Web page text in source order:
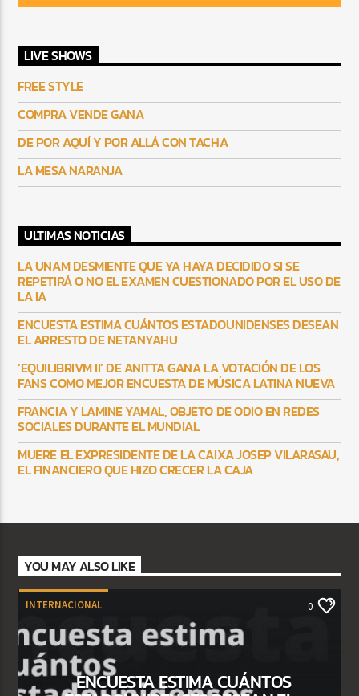
LIVE SHOWS
FREE STYLE
COMPRA VENDE GANA
DE POR AQUÍ Y POR ALLÁ CON TACHA
LA MESA NARANJA
ULTIMAS NOTICIAS
LA UNAM DESMIENTE QUE YA HAYA DECIDIDO SI SE
REPETIRÁ O NO EL EXAMEN CUESTIONADO POR EL USO DE
LA IA
ENCUESTA ESTIMA CUÁNTOS ESTADOUNIDENSES DESEAN
EL ARRESTO DE NETANYAHU
‘EQUILIBRIVM II’ DE ANITTA GANA LA VOTACIÓN DE LOS
FANS COMO MEJOR ENCUESTA DE MÚSICA LATINA NUEVA
FRANCIA Y LAMINE YAMAL, OBJETO DE ODIO EN REDES
SOCIALES DURANTE EL MUNDIAL
MUERE EL EXPRESIDENTE DE LA CAIXA JOSEP VILARASAU,
EL FINANCIERO QUE HIZO CRECER LA CAJA
YOU MAY ALSO LIKE
INTERNACIONAL 0
ENCUESTA ESTIMA CUÁNTOS